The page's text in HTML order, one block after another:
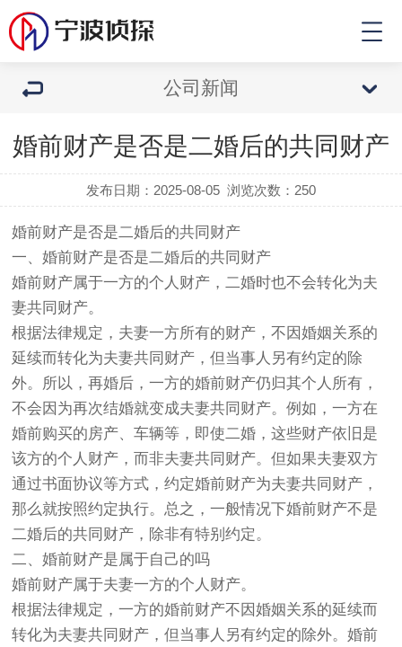
公司新闻
婚前财产是否是二婚后的共同财产
发布日期：2025-08-05 浏览次数： 250
婚前财产是否是二婚后的共同财产
一、婚前财产是否是二婚后的共同财产
婚前财产属于一方的个人财产，二婚时也不会转化为夫
妻共同财产。
根据法律规定，夫妻一方所有的财产，不因婚姻关系的
延续而转化为夫妻共同财产，但当事人另有约定的除
外。所以，再婚后，一方的婚前财产仍归其个人所有，
不会因为再次结婚就变成夫妻共同财产。例如，一方在
婚前购买的房产、车辆等，即使二婚，这些财产依旧是
该方的个人财产，而非夫妻共同财产。但如果夫妻双方
通过书面协议等方式，约定婚前财产为夫妻共同财产，
那么就按照约定执行。总之，一般情况下婚前财产不是
二婚后的共同财产，除非有特别约定。
二、婚前财产是属于自己的吗
婚前财产属于夫妻一方的个人财产。
根据法律规定，一方的婚前财产不因婚姻关系的延续而
转化为夫妻共同财产，但当事人另有约定的除外。婚前